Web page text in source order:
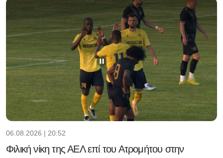
06.08.2026 | 20:52
Φιλική νίκη της ΑΕΛ επί του Ατρομήτου στην